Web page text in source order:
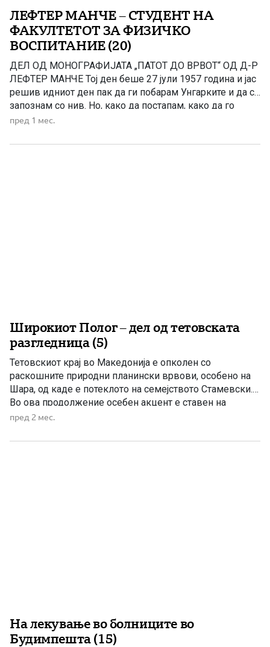
ЛЕФТЕР МАНЧЕ – СТУДЕНТ НА
ФАКУЛТЕТОТ ЗА ФИЗИЧКО
ВОСПИТАНИЕ (20)
ДЕЛ ОД МОНОГРАФИЈАТА „ПАТОТ ДО ВРВОТ“ OД Д-Р
ЛЕФТЕР МАНЧЕ Тој ден беше 27 јули 1957 година и јас
решив идниот ден пак да ги побарам Унгарките и да се
запознам со нив. Но, како да постапам, како да го
направам тоа? И реков на онаа што седеше дека ја
пред 1 мес.
Широкиот Полог – дел од тетовската
разгледница (5)
Тетовскиот крај во Македонија е опколен со
раскошните природни планински врвови, особено на
Шара, од каде е потеклото на семејството Стамевски.
Во ова продолжение осебен акцент е ставен на
животот и делото на познатиот македонски
Тетово води модерна магистрала, која овозможува
пред 2 мес.
На лекување во болниците во
Будимпешта (15)